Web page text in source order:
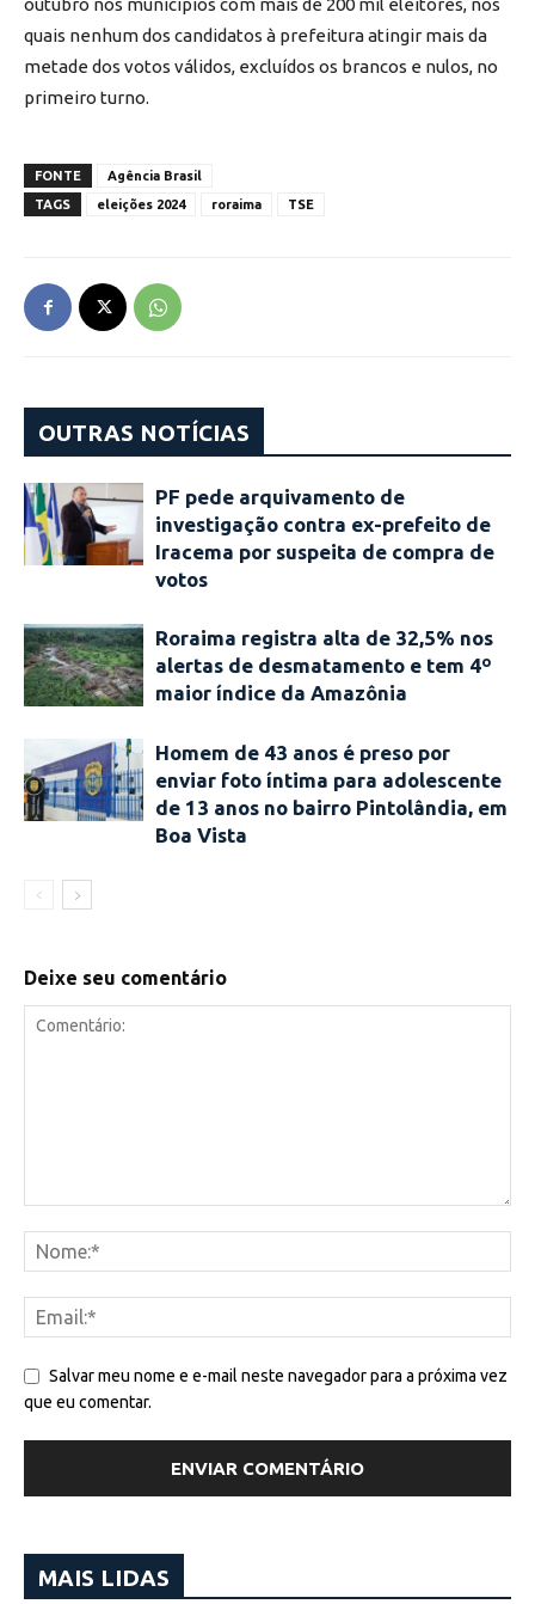
outubro nos municípios com mais de 200 mil eleitores, nos
quais nenhum dos candidatos à prefeitura atingir mais da
metade dos votos válidos, excluídos os brancos e nulos, no
primeiro turno.
FONTE
Agência Brasil
TAGS
eleições 2024 roraima TSE
OUTRAS NOTÍCIAS
PF pede arquivamento de
investigação contra ex-prefeito de
Iracema por suspeita de compra de
votos
Roraima registra alta de 32,5% nos
alertas de desmatamento e tem 4º
maior índice da Amazônia
Homem de 43 anos é preso por
enviar foto íntima para adolescente
de 13 anos no bairro Pintolândia, em
Boa Vista
Deixe seu comentário
Salvar meu nome e e-mail neste navegador para a próxima vez
que eu comentar.
MAIS LIDAS